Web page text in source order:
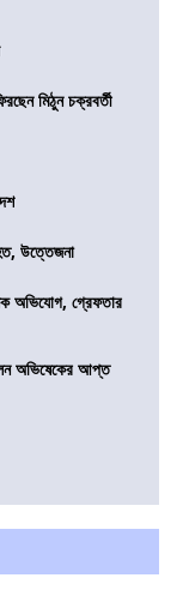
মিঠুন চক্রবর্তী
উত্তেজনা
অভিযোগ, গ্রেফতার
অভিষেকের আপ্ত